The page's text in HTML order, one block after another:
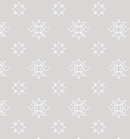
معركة
وافته